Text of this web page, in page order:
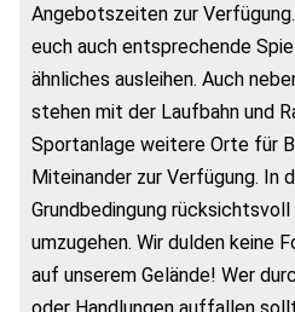
Angebotszeiten zur
euch auch entsprechende
ähnliches ausleihen. Auch
stehen mit der Laufbahn und
Sportanlage weitere Orte für
Miteinander zur Verfügung. In
Grundbedingung
umzugehen. Wir dulden keine
auf unserem Gelände! Wer